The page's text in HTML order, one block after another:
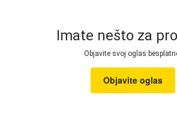
Imate nešto za
Objavite svoj oglas
Objavite oglas